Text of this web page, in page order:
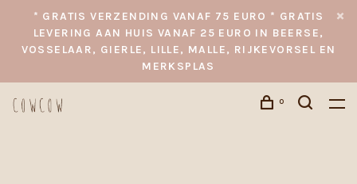
* GRATIS VERZENDING VANAF 75 EURO * GRATIS
LEVERING AAN HUIS VANAF 25 EURO IN BEERSE,
VOSSELAAR, GIERLE, LILLE, MALLE, RIJKEVORSEL EN
MERKSPLAS
0